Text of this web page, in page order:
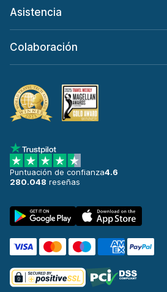
Asistencia
Colaboración
Puntuación de confianza4.6
280.048 reseñas